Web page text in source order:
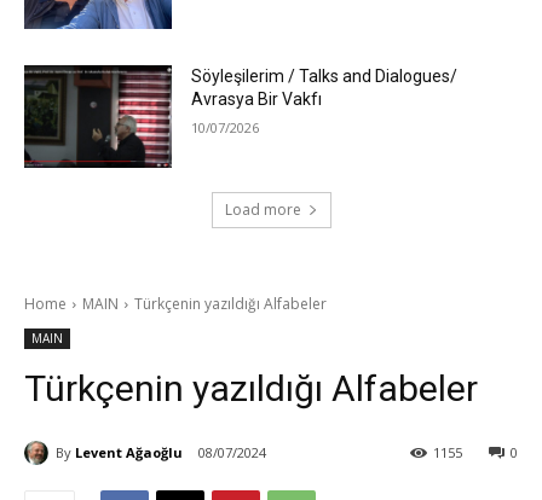
Söyleşilerim / Talks and Dialogues/
Avrasya Bir Vakfı
10/07/2026
Load more